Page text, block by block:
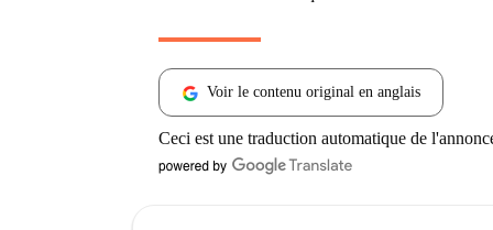
Voir le contenu original en anglais
Ceci est une traduction automatique de